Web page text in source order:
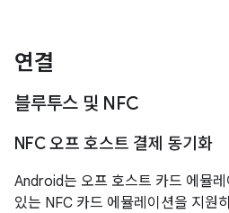
연결
블루투스 및 NFC
NFC 오프 호스트 결제 동기화
Android는 오프 호스트 카드 에뮬
있는 NFC 카드 에뮬레이션을 지원